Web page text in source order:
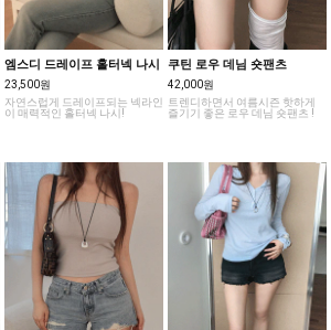
엠스디 드레이프 홀터넥 나시
23,500원
자연스럽게 드레이프되는 넥라인
이 매력적인 홀터넥 나시!
쿠틴 로우 데님 숏팬츠
42,000원
트렌디하면서 여름시즌 핫하게
즐기기 좋은 로우 데님 숏팬츠 !